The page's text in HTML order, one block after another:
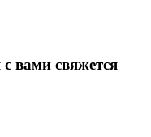
вами свяжется